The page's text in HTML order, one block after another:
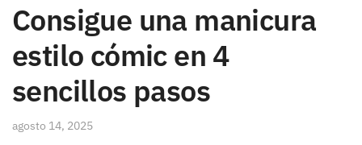
Consigue una manicura
estilo cómic en 4
sencillos pasos
agosto 14, 2025